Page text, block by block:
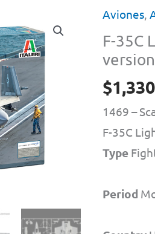
Aviones,
F-35C
$
1469 –
F-35C
Type
Period